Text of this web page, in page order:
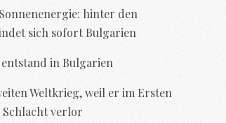
hinter den
sich sofort Bulgarien
in Bulgarien
Weltkrieg, weil er im Ersten
verlor